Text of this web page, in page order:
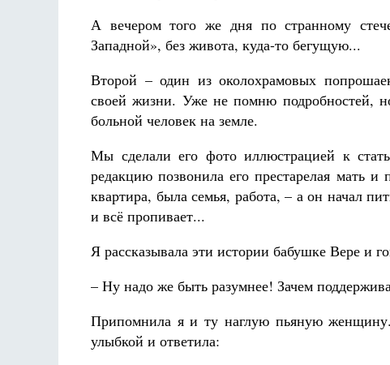
А вечером того же дня по странному
Западной», без живота, куда-то бегущую...
Второй – один из околохрамовых
своей жизни. Уже не помню подробностей,
больной человек на земле.
Мы сделали его фото иллюстрацией к
редакцию позвонила его престарелая мать и
квартира, была семья, работа, – а он начал
и всё пропивает...
Я рассказывала эти истории бабушке Вере и
– Ну надо же быть разумнее! Зачем
Припомнила я и ту наглую пьяную
улыбкой и ответила: